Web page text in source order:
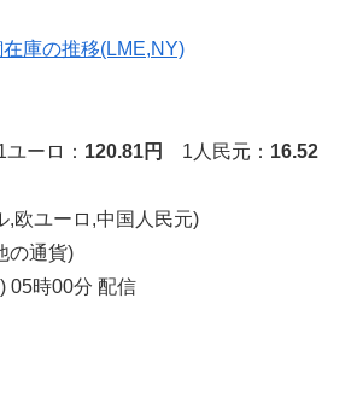
庫の推移(LME,NY)
ーロ： 120.81円 1人民元： 16.52
,欧ユーロ,中国人民元)
の通貨)
05時00分 配信